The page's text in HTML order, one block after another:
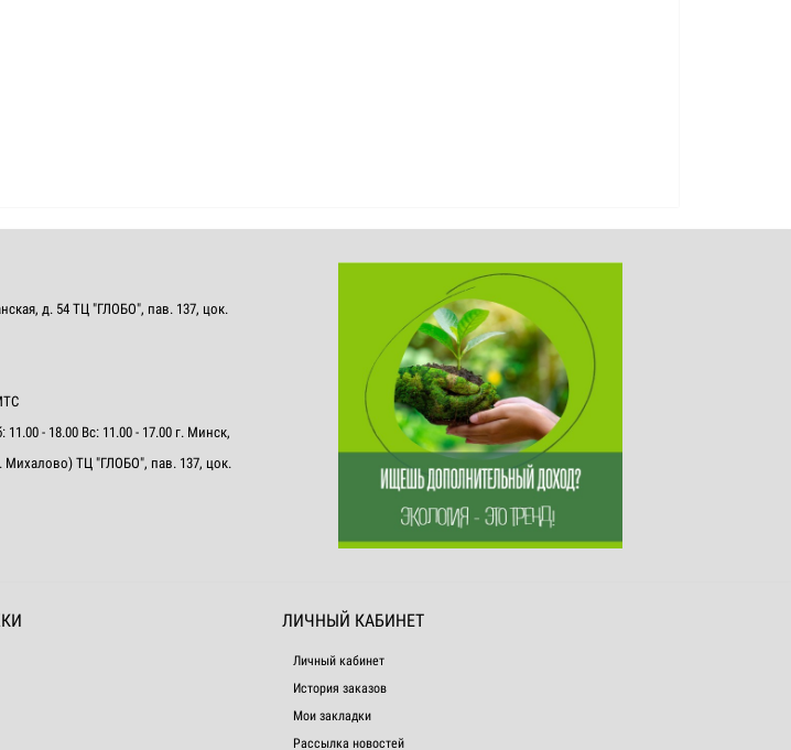
д. 54 ТЦ "ГЛОБО", пав. 137, цок.
11.00 - 18.00 Вс: 11.00 - 17.00 г. Минск,
Михалово) ТЦ "ГЛОБО", пав. 137, цок.
ЛИЧНЫЙ КАБИНЕТ
Личный кабинет
История заказов
Мои закладки
Рассылка новостей